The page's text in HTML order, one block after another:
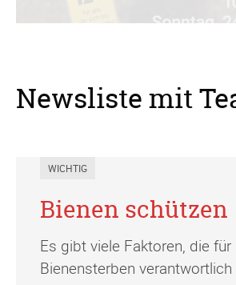
Newsliste mit
WICHTIG
Bienen schützen
Es gibt viele Faktoren, die für
Bienensterben